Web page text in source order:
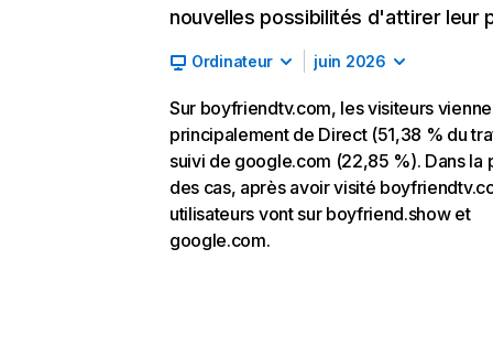
nouvelles possibilités d'attirer leur
Ordinateur juin 2026
Sur boyfriendtv.com, les visiteurs
principalement de Direct (51,38 % du
suivi de google.com (22,85 %). Dans la
des cas, après avoir visité
utilisateurs vont sur boyfriend.show et
google.com.